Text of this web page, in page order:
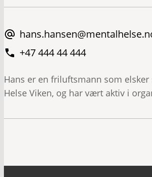
+47 444 44 444
Hans er en friluftsmann som
Helse Viken, og har vært aktiv i